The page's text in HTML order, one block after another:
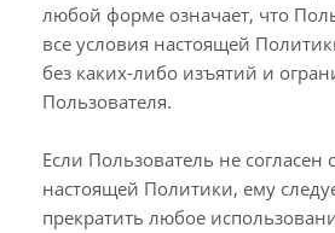
любой форме означает, что
все условия настоящей
без каких-либо изъятий и
Пользователя.
Если Пользователь не согласен
настоящей Политики, ему
прекратить любое